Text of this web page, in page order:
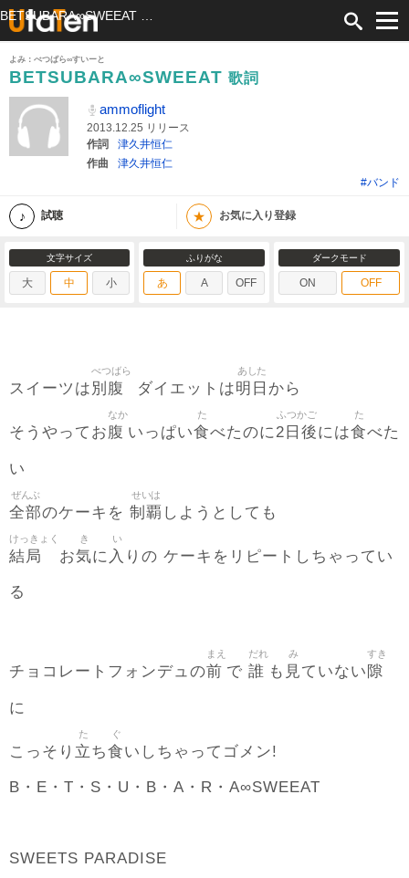
よみ：べつばら∞すいーと
BETSUBARA∞SWEEAT 歌詞
ammoflight
2013.12.25 リリース
作詞
津久井恒仁
作曲
津久井恒仁
#バンド
試聴 ★ お気に入り登録
文字サイズ
大 中 小
ふりがな
あ A OFF
ダークモード
ON OFF
スイーツは 別腹
べつばら
ダイエットは明日
あした
から
そうやってお腹
なか
いっぱい食
た
べたのに2日後
ふつかご
には食
た
べた
い
全部
ぜんぶ
のケーキを 制覇
せいは
しようとしても
結局
けっきょく
お気
き
に 入
い
りの ケーキをリピートしちゃってい
る
チョコレートフォンデュの前
まえ
で 誰
だれ
も 見
み
ていない 隙
すき
に
こっそり 立
た
ち食
ぐ
いしちゃってゴメン!
B・E・T・S・U・B・A・R・A∞SWEEAT
SWEETS PARADISE